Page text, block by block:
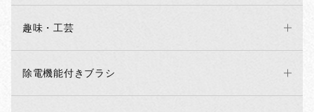
趣味・工芸
除電機能付きブラシ